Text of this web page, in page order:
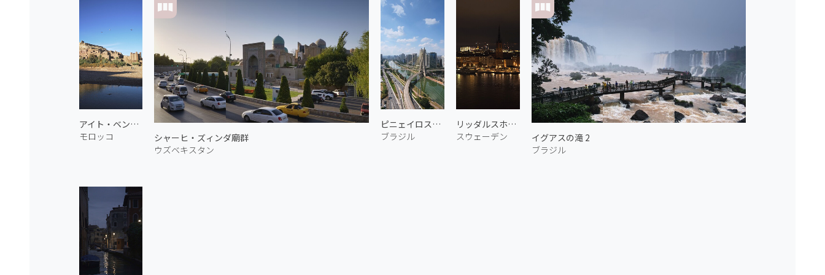
アイト・ベン・ハッドゥ 3
モロッコ
シャーヒ・ズィンダ廟群
ウズベキスタン
ピニェイロス川の斜張橋 2
ブラジル
リッダルスホルメンの夜景
スウェーデン
イグアスの滝 2
ブラジル